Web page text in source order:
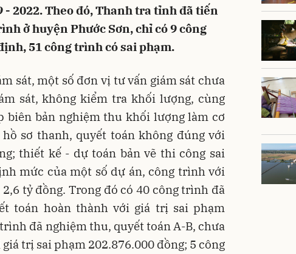
- 2022. Theo đó, Thanh tra tỉnh đã tiến
ở huyện Phước Sơn, chỉ có 9 công
51 công trình có sai phạm.
sát, một số đơn vị tư vấn giám sát chưa
sát, không kiểm tra khối lượng, cùng
biên bản nghiệm thu khối lượng làm cơ
sơ thanh, quyết toán không đúng với
thiết kế - dự toán bản vẽ thi công sai
mức của một số dự án, công trình với
tỷ đồng. Trong đó có 40 công trình đã
toán hoàn thành với giá trị sai phạm
đã nghiệm thu, quyết toán A-B, chưa
trị sai phạm 202.876.000 đồng; 5 công